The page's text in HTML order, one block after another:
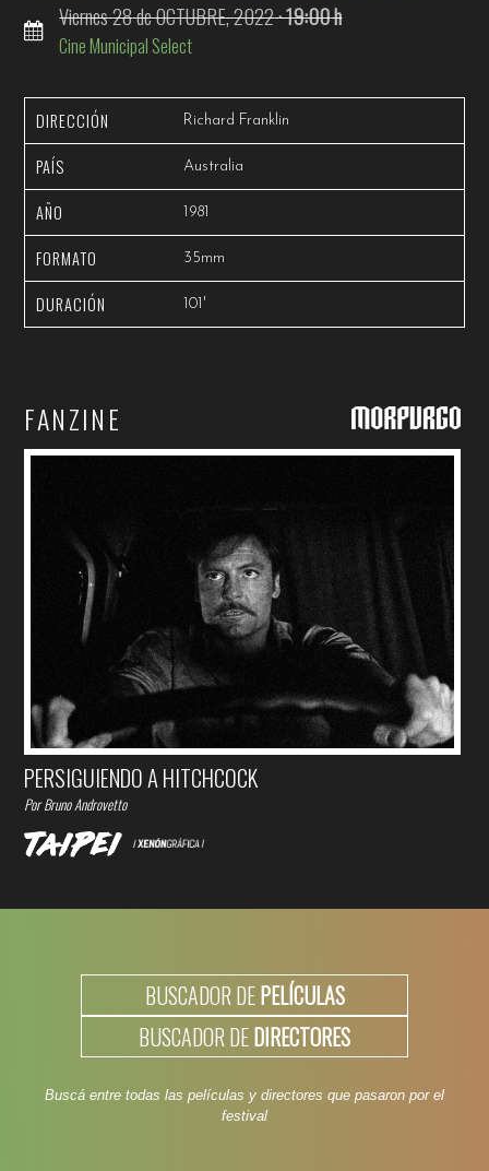
Viernes28de OCTUBRE,2022· 19:00 h
Cine Municipal Select
DIRECCIÓN Richard Franklin
PAÍS Australia
AÑO 1981
FORMATO 35mm
DURACIÓN 101'
FANZINE
PERSIGUIENDO A HITCHCOCK
Por Bruno Androvetto
BUSCADOR DEPELÍCULAS
BUSCADOR DEDIRECTORES
Buscá entre todas las películas y directores que pasaron por el
festival